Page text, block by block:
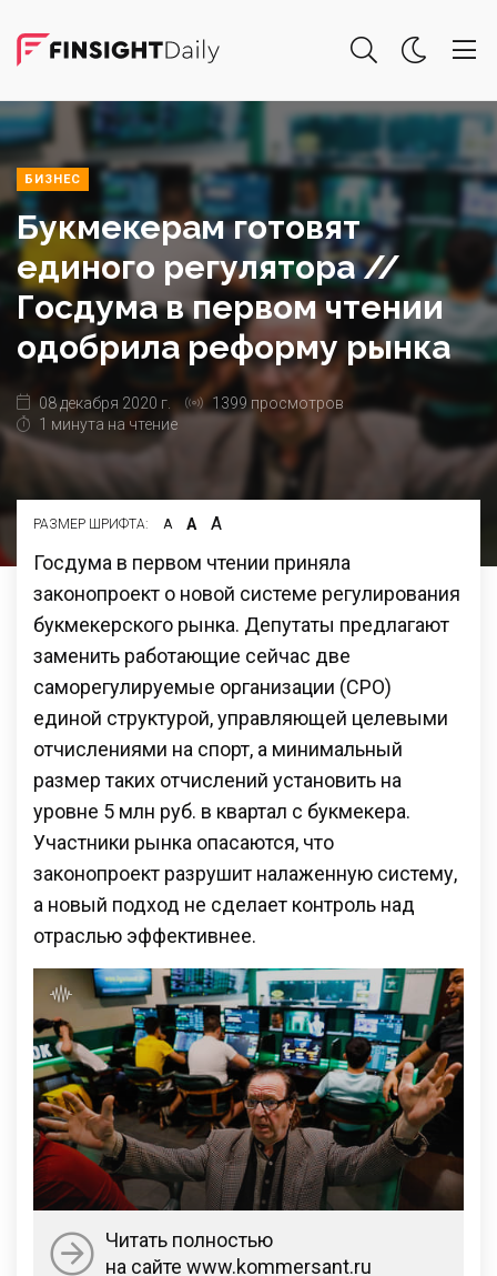
БИЗНЕС
Букмекерам готовят
единого регулятора //
Госдума в первом чтении
одобрила реформу рынка
08 декабря 2020 г.
1399 просмотров
1 минута на чтение
РАЗМЕР ШРИФТА: А А А
Госдума в первом чтении приняла
законопроект о новой системе регулирования
букмекерского рынка. Депутаты предлагают
заменить работающие сейчас две
саморегулируемые организации (СРО)
единой структурой, управляющей целевыми
отчислениями на спорт, а минимальный
размер таких отчислений установить на
уровне 5 млн руб. в квартал с букмекера.
Участники рынка опасаются, что
законопроект разрушит налаженную систему,
а новый подход не сделает контроль над
отраслью эффективнее.
Читать полностью
на сайте www.kommersant.ru